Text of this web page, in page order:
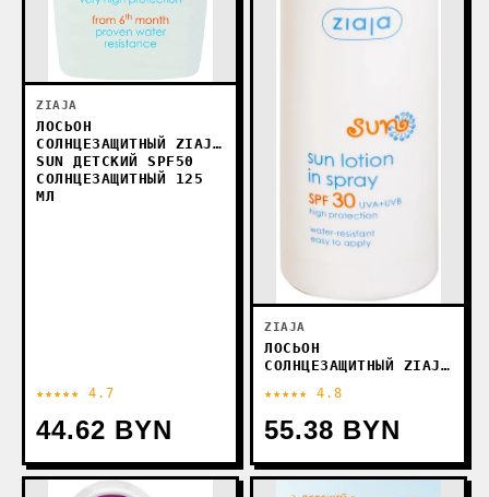
ZIAJA
ЛОСЬОН
СОЛНЦЕЗАЩИТНЫЙ ZIAJA
SUN ДЕТСКИЙ SPF50
СОЛНЦЕЗАЩИТНЫЙ 125
МЛ
★★★★★ 4.7
44.62 BYN
ZIAJA
ЛОСЬОН
СОЛНЦЕЗАЩИТНЫЙ ZIAJA
★★★★★ 4.8
55.38 BYN